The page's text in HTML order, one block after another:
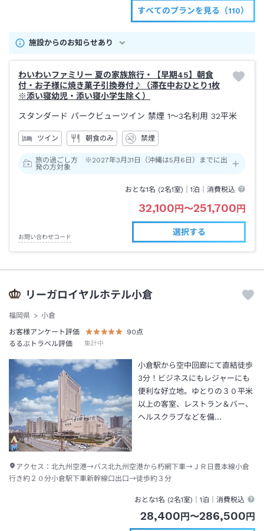
すべてのプランを見る（110）
施設からのお知らせあり
わいわいファミリー 夏の家族旅行・【早期45】朝食
付・お子様に焼き菓子引換券付♪（滞在中おひとり1枚
※添い寝幼児・添い寝小学生除く）
スタンダード パークビューツイン 禁煙 1～3名利用 32平米
ツイン 朝食のみ 禁煙
旅の過ごし方 ※2027年3月31日（沖縄は5月6日）までに出
発の方対象
おとな1名 (2名1室)｜1泊 ｜消費税込
32,100円〜251,700円
お問い合わせコード
選択する
リーガロイヤルホテル小倉
福岡県
小倉
お客様アンケート評価
90点
るるぶトラベル評価
集計中
小倉駅から空中回廊にて直結徒歩
3分！ビジネスにもレジャーにも
便利な好立地。ゆとりの３０平米
以上の客室、レストラン＆バー、
ヘルスクラブなどを備…
アクセス： 北九州空港→バス北九州空港から朽網下車→ＪＲ日豊本線小倉
行き約２０分小倉駅下車新幹線口出口→徒歩約３分
おとな1名 (2名1室)｜1泊 ｜消費税込
28,400円〜286,500円